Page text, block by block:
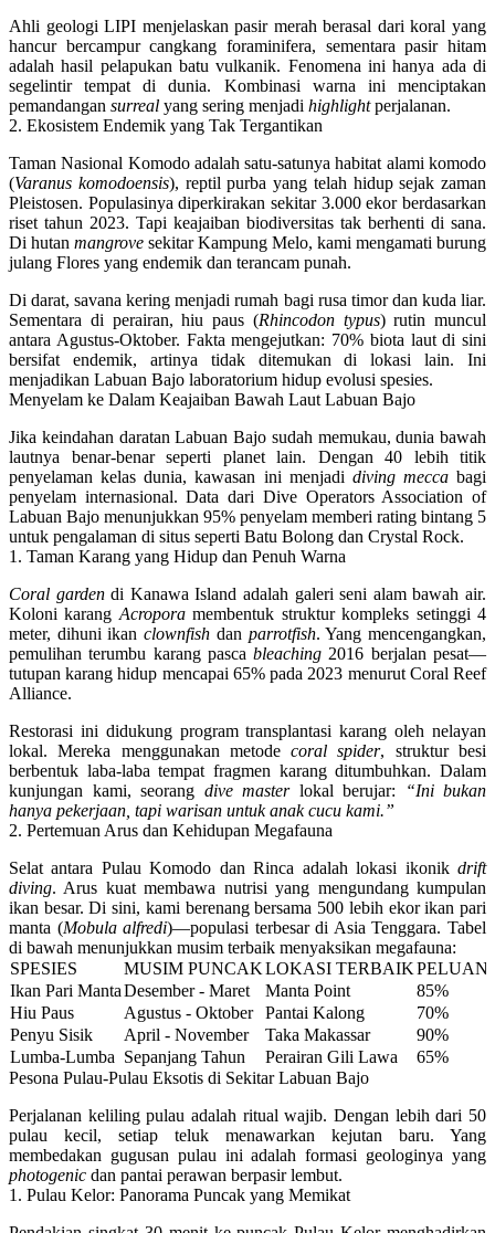
Ahli geologi LIPI menjelaskan pasir merah berasal dari koral yang
hancur bercampur cangkang foraminifera, sementara pasir hitam
adalah hasil pelapukan batu vulkanik. Fenomena ini hanya ada di
segelintir tempat di dunia. Kombinasi warna ini menciptakan
pemandangan surreal yang sering menjadi highlightperjalanan.
2. Ekosistem Endemik yang Tak Tergantikan
Taman Nasional Komodo adalah satu-satunya habitat alami komodo
(Varanus komodoensis), reptil purba yang telah hidup sejak zaman
Pleistosen. Populasinya diperkirakan sekitar 3.000 ekorberdasarkan
riset tahun 2023. Tapi keajaiban biodiversitas tak berhenti di sana.
Di hutan mangrove sekitar Kampung Melo, kami mengamati burung
julang Flores yang endemik dan terancam punah.
Di darat, savana kering menjadi rumah bagi rusa timor dan kuda liar.
Sementara di perairan, hiu paus (Rhincodon typus) rutin muncul
antara Agustus-Oktober. Fakta mengejutkan: 70% biota laut di sini
bersifat endemik, artinya tidak ditemukan di lokasi lain. Ini
menjadikan Labuan Bajo laboratorium hidup evolusi spesies.
Menyelam ke Dalam Keajaiban Bawah Laut Labuan Bajo
Jika keindahan daratan Labuan Bajo sudah memukau, dunia bawah
lautnya benar-benar seperti planet lain. Dengan 40 lebih titik
penyelaman kelas dunia, kawasan ini menjadi diving meccabagi
penyelam internasional. Data dari Dive Operators Association of
Labuan Bajo menunjukkan 95% penyelam memberi rating bintang 5
untuk pengalaman di situs seperti Batu Bolong dan Crystal Rock.
1. Taman Karang yang Hidup dan Penuh Warna
Coral gardendi Kanawa Island adalah galeri seni alam bawah air.
Koloni karangAcroporamembentuk struktur kompleks setinggi 4
meter, dihuni ikanclownfish dan parrotfish. Yang mencengangkan,
pemulihan terumbu karang pascableaching 2016 berjalan pesat—
tutupan karang hidup mencapai 65%pada 2023 menurut Coral Reef
Alliance.
Restorasi ini didukung program transplantasi karang oleh nelayan
lokal. Mereka menggunakan metodecoral spider, struktur besi
berbentuk laba-laba tempat fragmen karang ditumbuhkan. Dalam
kunjungan kami, seorang dive masterlokal berujar:
“Ini bukan
hanya pekerjaan, tapi warisan untuk anak cucu kami.”
2. Pertemuan Arus dan Kehidupan Megafauna
Selat antara Pulau Komodo dan Rinca adalah lokasi ikonik drift
diving. Arus kuat membawa nutrisi yang mengundang kumpulan
ikan besar. Di sini, kami berenang bersama 500 lebih ekor ikan pari
manta (Mobula alfredi)—populasi terbesar di Asia Tenggara. Tabel
di bawah menunjukkan musim terbaik menyaksikan megafauna:
SPESIES
MUSIM PUNCAKLOKASI TERBAIK
Ikan Pari MantaDesember - Maret Manta Point
85%
Hiu Paus
Agustus - Oktober Pantai Kalong
70%
Penyu Sisik
April - November Taka Makassar
90%
Lumba-Lumba Sepanjang Tahun Perairan Gili Lawa
65%
Pesona Pulau-Pulau Eksotis di Sekitar Labuan Bajo
Perjalanan keliling pulau adalah ritual wajib. Dengan lebih dari 50
pulau kecil, setiap teluk menawarkan kejutan baru. Yang
membedakan gugusan pulau ini adalah formasi geologinya yang
photogenic dan pantai perawan berpasir lembut.
1. Pulau Kelor: Panorama Puncak yang Memikat